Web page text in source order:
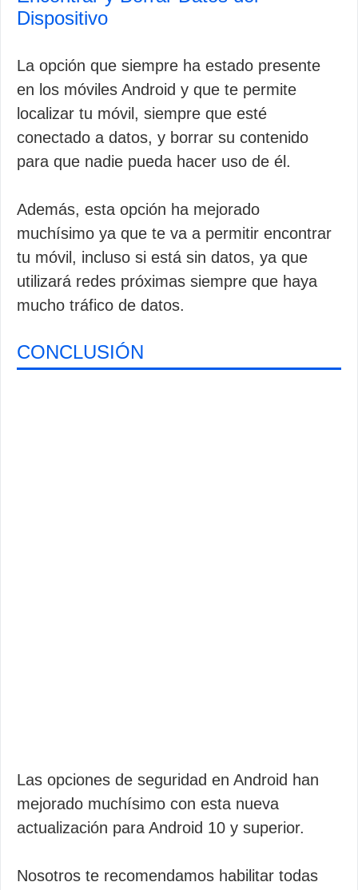
Dispositivo
La opción que siempre ha estado presente
en los móviles Android y que te permite
localizar tu móvil, siempre que esté
conectado a datos, y borrar su contenido
para que nadie pueda hacer uso de él.
Además, esta opción ha mejorado
muchísimo ya que te va a permitir encontrar
tu móvil, incluso si está sin datos, ya que
utilizará redes próximas siempre que haya
mucho tráfico de datos.
CONCLUSIÓN
Las opciones de seguridad en Android han
mejorado muchísimo con esta nueva
actualización para Android 10 y superior.
Nosotros te recomendamos habilitar todas